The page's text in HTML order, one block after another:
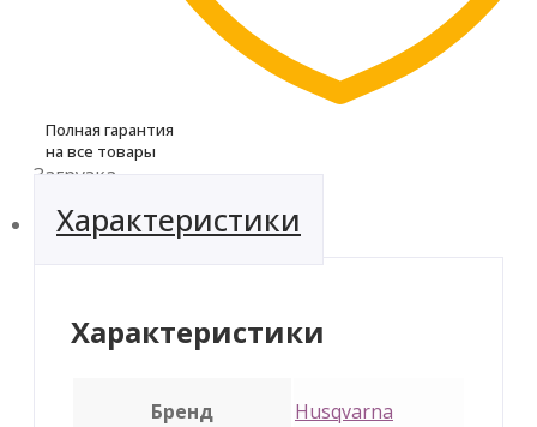
Полная гарантия
на все товары
Загрузка...
Характеристики
Характеристики
Бренд Husqvarna